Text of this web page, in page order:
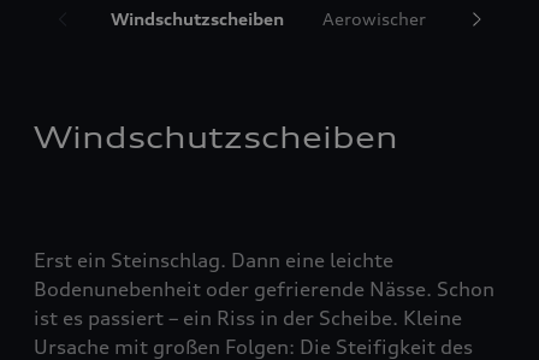
Windschutzscheiben Aerowischer
Windschutzscheiben
Erst ein Steinschlag. Dann eine leichte
Bodenunebenheit oder gefrierende Nässe. Schon
ist es passiert – ein Riss in der Scheibe. Kleine
Ursache mit großen Folgen: Die Steifigkeit des